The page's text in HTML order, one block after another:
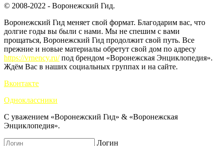
© 2008-2022 - Воронежский Гид.
Воронежский Гид меняет свой формат. Благодарим вас, что
долгие годы вы были с нами. Мы не спешим с вами
прощаться, Воронежский Гид продолжит свой путь. Все
прежние и новые материалы обретут свой дом по адресу
https://vrnency.ru/под брендом «Воронежская Энциклопедия».
Ждём Вас в наших социальных группах и на сайте.
Вконтакте
Одноклассники
С уважением «Воронежский Гид» & «Воронежская
Энциклопедия».
Логин